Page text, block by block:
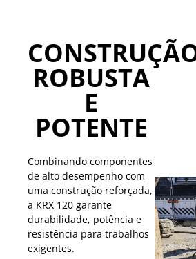
ROBUSTA
E
POTENTE
Combinando componentes
de alto desempenho com
uma construção reforçada,
a KRX 120 garante
durabilidade, potência e
resistência para trabalhos
exigentes.